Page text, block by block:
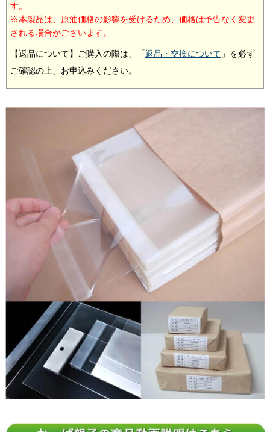
す。
本製品は、原油価格の影響を受けるため、価格は予告なく変更
される場合がございます。
【返品について】ご購入の際は、「返品・交換について 」を必ず
ご確認の上、お申込みください。